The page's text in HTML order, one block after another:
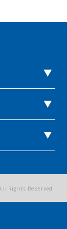
Rights Reserved.